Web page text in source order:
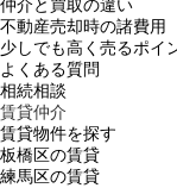
仲介と買取の違い
不動産売却時の諸費用
少しでも高く売るポイ
よくある質問
相続相談
賃貸仲介
賃貸物件を探す
板橋区の賃貸
練馬区の賃貸